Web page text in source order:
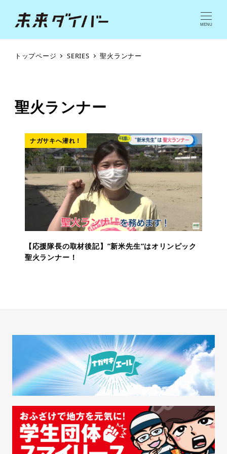
MENU
トップページ SERIES 聖火ランナー
聖火ランナー
ナガサキへ潜れ！
【応援隊長の取材後記】”新米先生”はオリンピック
聖火ランナー！